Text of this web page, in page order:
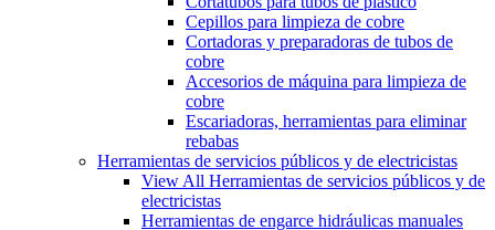
Cepillos para limpieza de cobre
Cortadoras y preparadoras de tubos de
cobre
Accesorios de máquina para limpieza de
cobre
Escariadoras, herramientas para eliminar
rebabas
Herramientas de servicios públicos y de electricistas
View All Herramientas de servicios públicos y de
electricistas
Herramientas de engarce hidráulicas manuales